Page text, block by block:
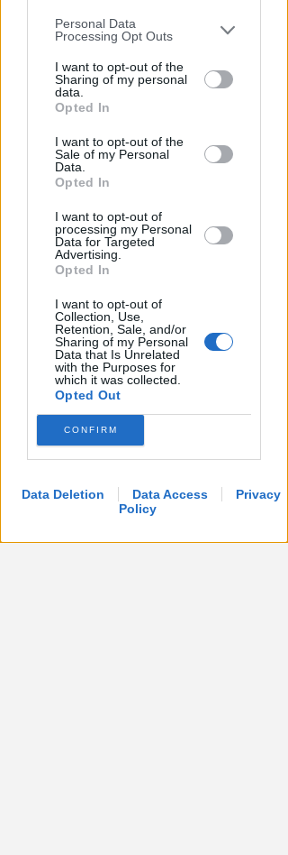
You may separately opt-out of the further
disclosure of your personal information
by third parties on the IAB’s list of
downstream participants.
by us to third parties on the IAB’s List of
Downstream Participants that may
further disclose it to other third parties.
Personal Data
Processing Opt Outs
I want to opt-out of the
Sharing of my personal
data.
Opted In
I want to opt-out of the
Sale of my Personal
Data.
Opted In
I want to opt-out of
processing my Personal
Data for Targeted
Advertising.
Opted In
I want to opt-out of
Collection, Use,
Retention, Sale, and/or
Sharing of my Personal
Data that Is Unrelated
with the Purposes for
which it was collected.
Opted Out
CONFIRM
Data Deletion Data Access
Privacy
Policy
Redazione
APPROVATO DAL CDA
Dati in crescita nella semestrale
l'esercizio 2026
Redazione